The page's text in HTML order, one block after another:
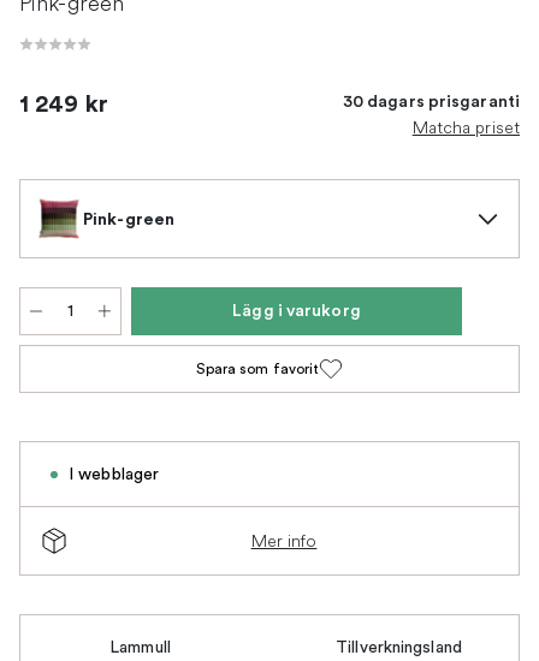
1 249 kr 30 dagars prisgaranti
Matcha priset
Pink-green
Lägg i varukorg
Spara som favorit
I webblager
Mer info
Lammull Tillverkningsland